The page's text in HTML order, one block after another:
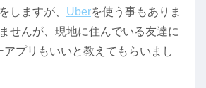
をしますが、 Uberを使う事もありま
せんが、現地に住んでいる友達に
アプリもいいと教えてもらいまし